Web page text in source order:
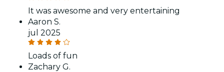
It was awesome and very entertaining
Aaron S.
jul 2025
Loads of fun
Zachary G.